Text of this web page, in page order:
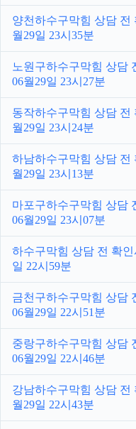
양천하수구막힘 상담 전
월29일 23시35분
노원구하수구막힘 상담
06월29일 23시27분
동작하수구막힘 상담 전
월29일 23시24분
하남하수구막힘 상담 전
월29일 23시13분
마포구하수구막힘 상담
06월29일 23시07분
하수구막힘 상담 전 확인
일 22시59분
금천구하수구막힘 상담
06월29일 22시51분
중랑구하수구막힘 상담
06월29일 22시46분
강남하수구막힘 상담 전
월29일 22시43분